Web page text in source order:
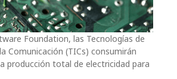
Foundation, las Tecnologías de
Comunicación (TICs) consumirán
producción total de electricidad para